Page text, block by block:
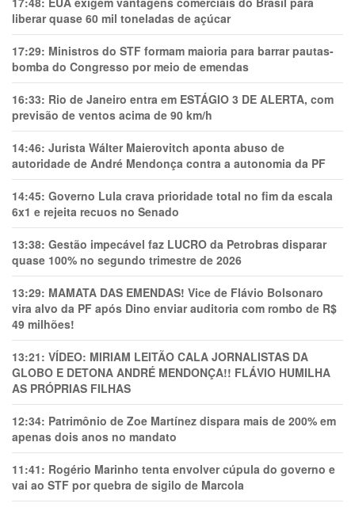
liberar quase 60 mil toneladas de açúcar
17:29: Ministros do STF formam maioria para barrar pautas-
bomba do Congresso por meio de emendas
16:33: Rio de Janeiro entra em ESTÁGIO 3 DE ALERTA, com
previsão de ventos acima de 90 km/h
14:46: Jurista Wálter Maierovitch aponta abuso de
autoridade de André Mendonça contra a autonomia da PF
14:45: Governo Lula crava prioridade total no fim da escala
6x1 e rejeita recuos no Senado
13:38: Gestão impecável faz LUCRO da Petrobras disparar
quase 100% no segundo trimestre de 2026
13:29: MAMATA DAS EMENDAS! Vice de Flávio Bolsonaro
vira alvo da PF após Dino enviar auditoria com rombo de R$
49 milhões!
13:21: VÍDEO: MIRIAM LEITÃO CALA JORNALISTAS DA
GLOBO E DETONA ANDRÉ MENDONÇA!! FLÁVIO HUMILHA
AS PRÓPRIAS FILHAS
12:34: Patrimônio de Zoe Martínez dispara mais de 200% em
apenas dois anos no mandato
11:41: Rogério Marinho tenta envolver cúpula do governo e
vai ao STF por quebra de sigilo de Marcola